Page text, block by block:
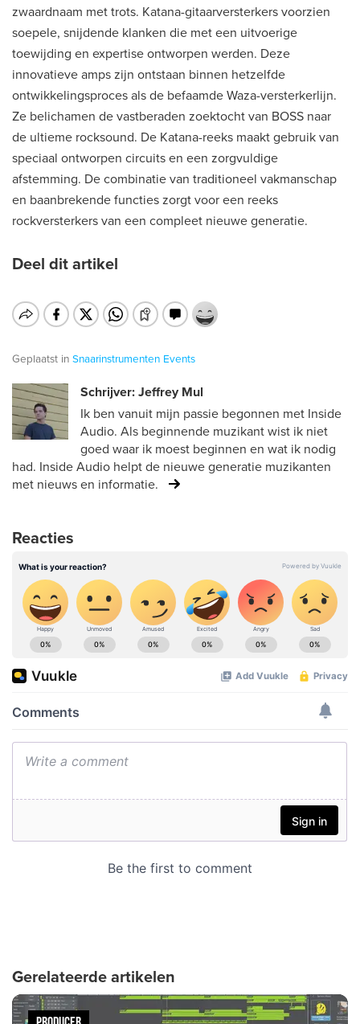
zwaardnaam met trots. Katana-gitaarversterkers voorzien
soepele, snijdende klanken die met een uitvoerige
toewijding en expertise ontworpen werden. Deze
innovatieve amps zijn ontstaan binnen hetzelfde
ontwikkelingsproces als de befaamde Waza-versterkerlijn.
Ze belichamen de vastberaden zoektocht van BOSS naar
de ultieme rocksound. De Katana-reeks maakt gebruik van
speciaal ontworpen circuits en een zorgvuldige
afstemming. De combinatie van traditioneel vakmanschap
en baanbrekende functies zorgt voor een reeks
rockversterkers van een compleet nieuwe generatie.
Deel dit artikel
Geplaatst in Snaarinstrumenten Events
Schrijver: Jeffrey Mul
Ik ben vanuit mijn passie begonnen met Inside
Audio. Als beginnende muzikant wist ik niet
goed waar ik moest beginnen en wat ik nodig
had. Inside Audio helpt de nieuwe generatie muzikanten
met nieuws en informatie.
Reacties
Gerelateerde artikelen